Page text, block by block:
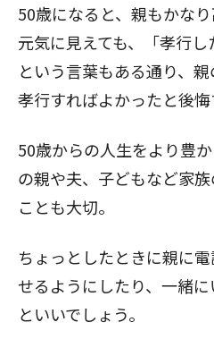
50歳になると、親もかな
元気に見えても、「孝行し
という言葉もある通り、
孝行すればよかったと後悔
50歳からの人生をより豊
の親や夫、子どもなど家
ことも大切。
ちょっとしたときに親に
せるようにしたり、一緒
といいでしょう。